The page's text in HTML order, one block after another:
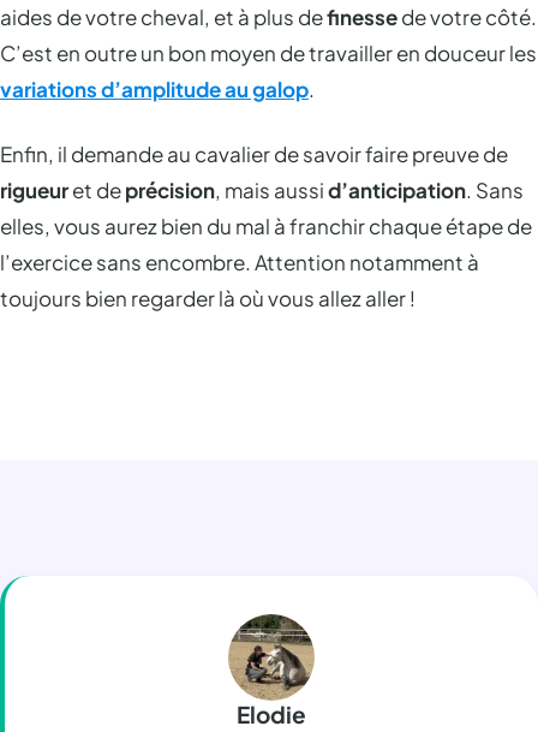
aides de votre cheval, et à plus definessede votre côté.
C’est en outre un bon moyen de travailler en douceur les
variations d’amplitude au galop.
Enfin, il demande au cavalier de savoir faire preuve de
rigueuret deprécision, mais aussid’anticipation. Sans
elles, vous aurez bien du mal à franchir chaque étape de
l’exercice sans encombre. Attention notamment à
toujours bien regarder là où vous allez aller !
Elodie